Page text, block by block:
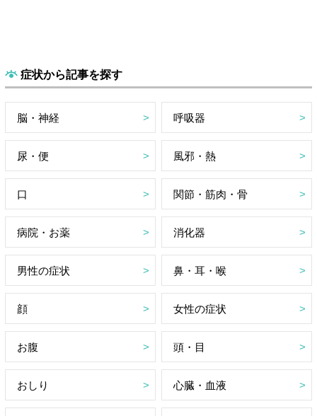
症状から記事を探す
脳・神経 呼吸器
尿・便 風邪・熱
口 関節・筋肉・骨
病院・お薬 消化器
男性の症状 鼻・耳・喉
顔 女性の症状
お腹 頭・目
おしり 心臓・血液